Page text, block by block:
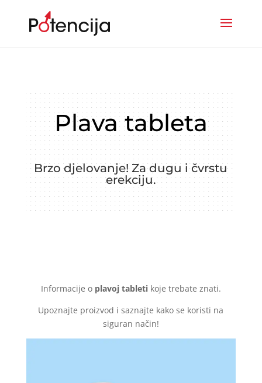
Plava tableta
Brzo djelovanje! Za dugu i čvrstu
erekciju.
Informacije o plavoj tabletikoje trebate znati.
Upoznajte proizvod i saznajte kako se koristi na
siguran način!